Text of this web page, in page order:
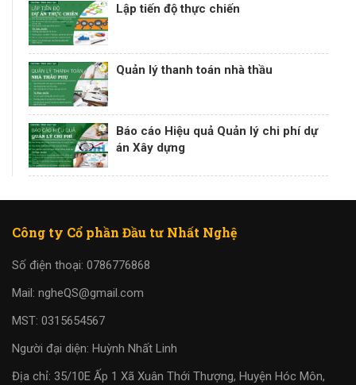
Lập tiến độ thực chiến
Quản lý thanh toán nhà thầu
Báo cáo Hiệu quả Quản lý chi phí dự
án Xây dựng
Công ty Cổ phần Đầu tư Nhất Nghệ
Số điện thoại: 0786776868
Mail: ngheQS@gmail.com
MST: 0315654567
Người đại diện: Huỳnh Nhất Linh
Địa chỉ: 35/10E Ấp 1 Xã Xuân Thới Thượng, Huyện Hóc Môn,